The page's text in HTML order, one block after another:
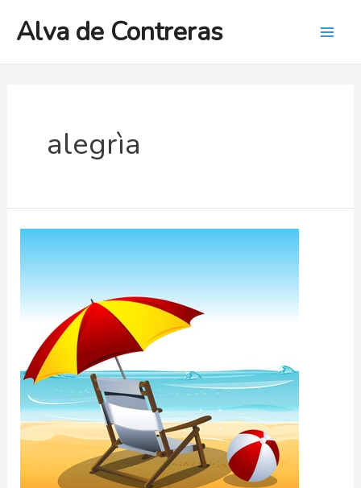
Alva de Contreras
alegrìa